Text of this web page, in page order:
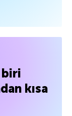
biri
kısa